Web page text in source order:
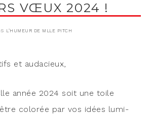
VŒUX 2024 !
L’HUMEUR DE MLLE PITCH
et audacieux,
année 2024 soit une toile
colo­rée par vos idées lumi­